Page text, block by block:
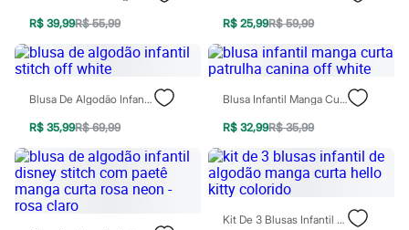
Infantil
Em alta
Arrumadinho para os meninos
Romântico para as meninas
Inverno
Novidades
Roupas menina
1 a 5 anos
4 a 12 anos
10 a 16 anos
Roupas menino
R$ 39,99R$ 55,99 R$ 25,99R$ 59,99
Blusa De Algodão Infantil Stitch Off White
R$ 35,99R$ 69,99
Blusa Infantil Manga Curta Patrulha Canina Off White
R$ 32,99R$ 35,99
Kit De 3 Blusas Infantil De Algodão Manga Curta Hello Kitty Colorido